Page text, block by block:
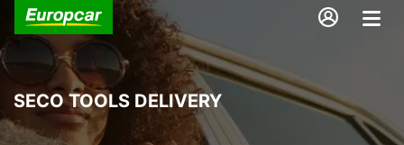
SECO TOOLS DELIVERY